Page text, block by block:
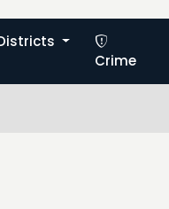
Crime